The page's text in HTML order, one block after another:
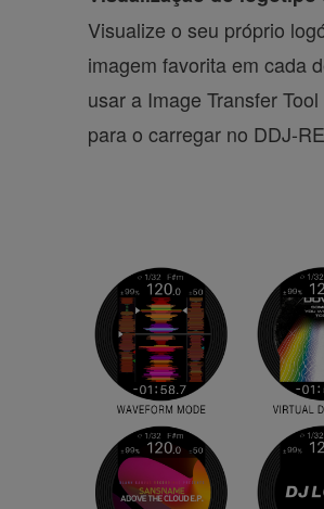
Visualize o seu próprio
imagem favorita em cada
usar a Image Transfer
para o carregar no DDJ-